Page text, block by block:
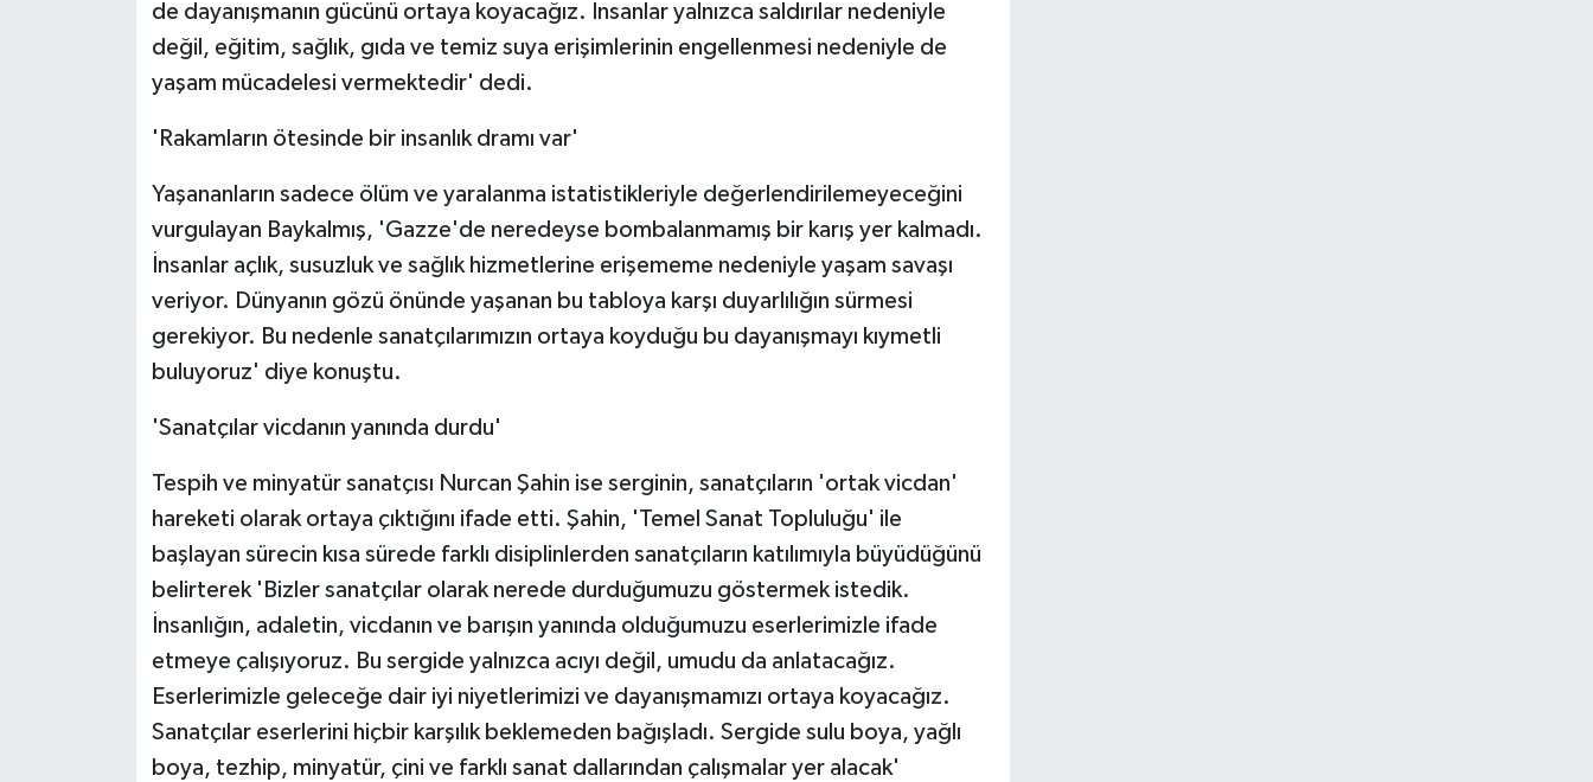
de dayanışmanın gücünü ortaya koyacağız. İnsanlar yalnızca saldırılar nedeniyle
değil, eğitim, sağlık, gıda ve temiz suya erişimlerinin engellenmesi nedeniyle de
yaşam mücadelesi vermektedir' dedi.
'Rakamların ötesinde bir insanlık dramı var'
Yaşananların sadece ölüm ve yaralanma istatistikleriyle değerlendirilemeyeceğini
vurgulayan Baykalmış, 'Gazze'de neredeyse bombalanmamış bir karış yer kalmadı.
İnsanlar açlık, susuzluk ve sağlık hizmetlerine erişememe nedeniyle yaşam savaşı
veriyor. Dünyanın gözü önünde yaşanan bu tabloya karşı duyarlılığın sürmesi
gerekiyor. Bu nedenle sanatçılarımızın ortaya koyduğu bu dayanışmayı kıymetli
buluyoruz' diye konuştu.
'Sanatçılar vicdanın yanında durdu'
Tespih ve minyatür sanatçısı Nurcan Şahin ise serginin, sanatçıların 'ortak vicdan'
hareketi olarak ortaya çıktığını ifade etti. Şahin, 'Temel Sanat Topluluğu' ile
başlayan sürecin kısa sürede farklı disiplinlerden sanatçıların katılımıyla büyüdüğünü
belirterek 'Bizler sanatçılar olarak nerede durduğumuzu göstermek istedik.
İnsanlığın, adaletin, vicdanın ve barışın yanında olduğumuzu eserlerimizle ifade
etmeye çalışıyoruz. Bu sergide yalnızca acıyı değil, umudu da anlatacağız.
Eserlerimizle geleceğe dair iyi niyetlerimizi ve dayanışmamızı ortaya koyacağız.
Sanatçılar eserlerini hiçbir karşılık beklemeden bağışladı. Sergide sulu boya, yağlı
boya, tezhip, minyatür, çini ve farklı sanat dallarından çalışmalar yer alacak'
ÜLKE GÜNDEMİ
Yerel Haberler